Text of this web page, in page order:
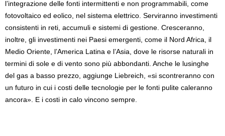
l’integrazione delle fonti intermittenti e non programmabili, come
fotovoltaico ed eolico, nel sistema elettrico. Serviranno investimenti
consistenti in reti, accumuli e sistemi di gestione. Cresceranno,
inoltre, gli investimenti nei Paesi emergenti, come il Nord Africa, il
Medio Oriente, l’America Latina e l’Asia, dove le risorse naturali in
termini di sole e di vento sono più abbondanti. Anche le lusinghe
del gas a basso prezzo, aggiunge Liebreich, «si scontreranno con
un futuro in cui i costi delle tecnologie per le fonti pulite caleranno
ancora». E i costi in calo vincono sempre.